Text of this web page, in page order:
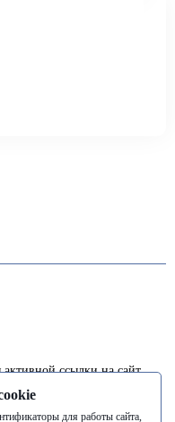
ссылки на сайт
прессе) возможна
для работы сайта,